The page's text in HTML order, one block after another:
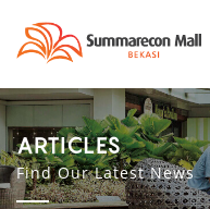
ARTICLES
Find Our Latest News